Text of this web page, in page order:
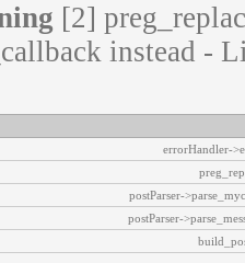
[2]
instead -
errorHandler-
postParser-
postParser-